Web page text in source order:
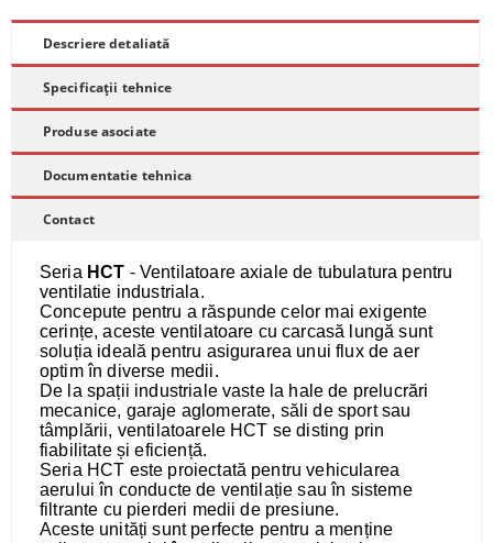
Descriere detaliată
Specificații tehnice
Produse asociate
Documentatie tehnica
Contact
Seria HCT - Ventilatoare axiale de tubulatura pentru
ventilatie industriala.
Concepute pentru a răspunde celor mai exigente
cerințe, aceste ventilatoare cu carcasă lungă sunt
soluția ideală pentru asigurarea unui flux de aer
optim în diverse medii.
De la spații industriale vaste la hale de prelucrări
mecanice, garaje aglomerate, săli de sport sau
tâmplării, ventilatoarele HCT se disting prin
fiabilitate și eficiență.
Seria HCT este proiectată pentru vehicularea
aerului în conducte de ventilație sau în sisteme
filtrante cu pierderi medii de presiune.
Aceste unități sunt perfecte pentru a menține